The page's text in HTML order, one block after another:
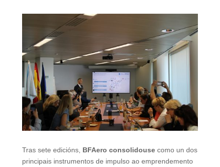
Tras sete edicións, BFAero consolidousecomo un dos
principais instrumentos de impulso ao emprendemento